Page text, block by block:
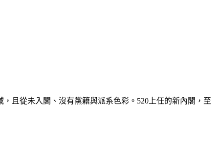
且從未入閣、沒有黨籍與派系色彩。520上任的新內閣，至